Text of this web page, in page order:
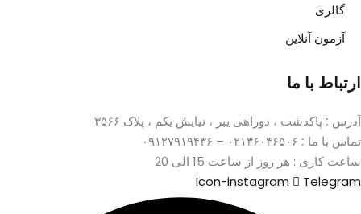
گالری
آزمون آنلاین
ارتباط با ما
آدرس : پاکدشت ، دوراهی یبر ، نیایش یکم ، پلاک ۳۵۶۶
تماس با ما :
ساعت کاری : هر روز از ساعت 15 الی 20
Icon-instagram
Telegram